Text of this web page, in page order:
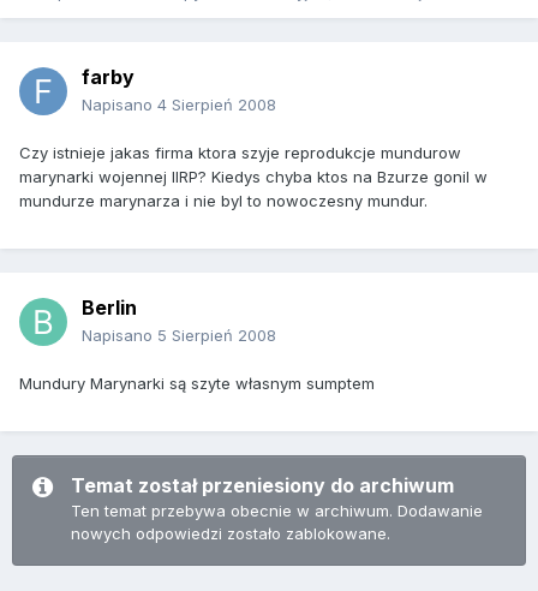
farby
Napisano 4 Sierpień 2008
Czy istnieje jakas firma ktora szyje reprodukcje mundurow
marynarki wojennej IIRP? Kiedys chyba ktos na Bzurze gonil w
mundurze marynarza i nie byl to nowoczesny mundur.
Berlin
Napisano 5 Sierpień 2008
Mundury Marynarki są szyte własnym sumptem
Temat został przeniesiony do archiwum
Ten temat przebywa obecnie w archiwum. Dodawanie
nowych odpowiedzi zostało zablokowane.